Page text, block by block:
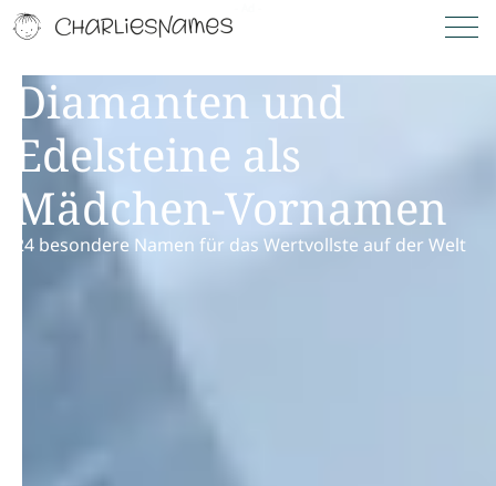
Diamanten und
Edelsteine als
Mädchen-Vornamen
24 besondere Namen für das Wertvollste auf der Welt